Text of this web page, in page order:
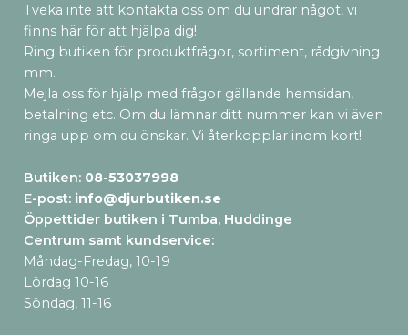
Tveka inte att kontakta oss om du undrar något, vi
finns här för att hjälpa dig!
Ring butiken för produktfrågor, sortiment, rådgivning
mm.
Mejla oss för hjälp med frågor gällande hemsidan,
betalning etc. Om du lämnar ditt nummer kan vi även
ringa upp om du önskar. Vi återkopplar inom kort!
Butiken: 08-53037998
E-post: info@djurbutiken.se
Öppettider butiken i Tumba, Huddinge
Centrum samt kundservice:
Måndag-Fredag, 10-19
Lördag 10-16
Söndag, 11-16